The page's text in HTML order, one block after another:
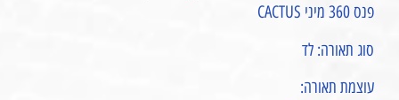
פנס 360 מיני CACTUS
סוג תאורה: לד
עוצמת תאורה: